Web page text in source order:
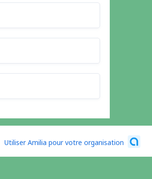
Utiliser Amilia pour votre organisation